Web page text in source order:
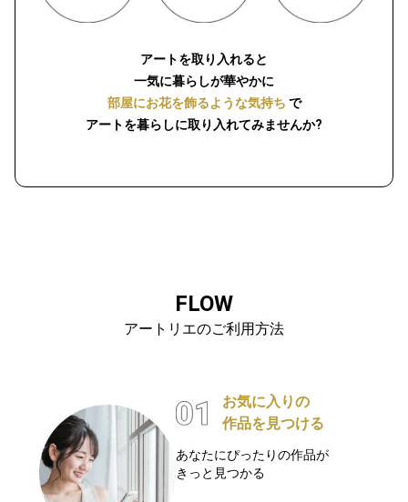
アートを取り入れると
一気に暮らしが華やかに
部屋にお花を飾るような気持ち で
アートを暮らしに取り入れてみませんか?
FLOW
アートリエのご利用方法
お気に入りの
作品を見つける
あなたにぴったりの作品が
きっと見つかる